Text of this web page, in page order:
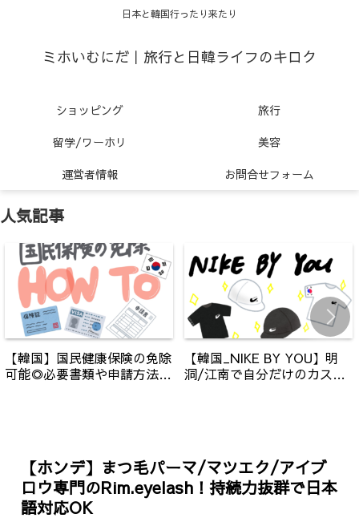
日本と韓国行ったり来たり
ミホいむにだ｜旅行と日韓ライフのキロク
ショッピング
旅行
留学/ワーホリ
美容
運営者情報
お問合せフォーム
人気記事
【韓国】国民健康保険の免除
可能◎必要書類や申請方法の
【韓国_NIKE BY YOU】明
洞/江南で自分だけのカスタ
【ホンデ】まつ毛パーマ/マツエク/アイブ
ロウ専門のRim.eyelash！持続力抜群で日本
語対応OK